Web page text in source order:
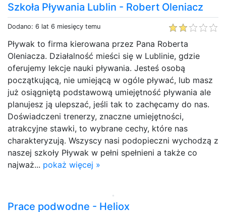
Szkoła Pływania Lublin - Robert Oleniacz
Dodano: 6 lat 6 miesięcy temu
Pływak to firma kierowana przez Pana Roberta
Oleniacza. Działalność mieści się w Lublinie, gdzie
oferujemy lekcje nauki pływania. Jesteś osobą
początkującą, nie umiejącą w ogóle pływać, lub masz
już osiągniętą podstawową umiejętność pływania ale
planujesz ją ulepszać, jeśli tak to zachęcamy do nas.
Doświadczeni trenerzy, znaczne umiejętności,
atrakcyjne stawki, to wybrane cechy, które nas
charakteryzują. Wszyscy nasi podopieczni wychodzą z
naszej szkoły Pływak w pełni spełnieni a także co
najważ... pokaż więcej »
Prace podwodne - Heliox